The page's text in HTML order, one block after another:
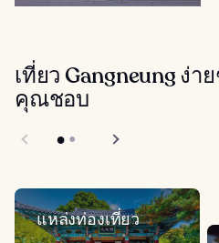
เที่ยว Gangneung ง่
คุณชอบ
แหล่งท่องเที่ยว